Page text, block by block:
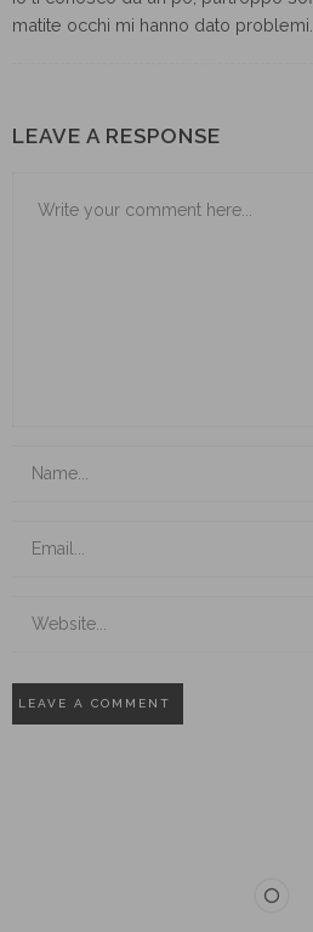
matite occhi mi hanno dato
LEAVE A RESPONSE